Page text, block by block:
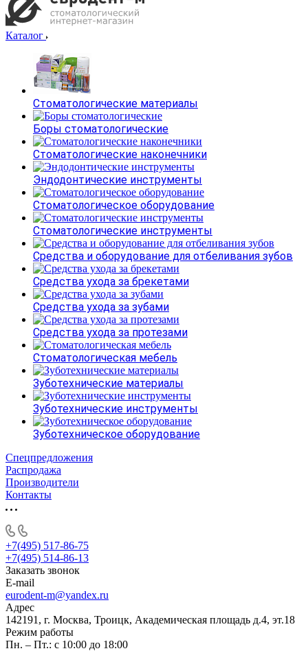
Каталог
Стоматологические материалы
Боры стоматологические
Стоматологические наконечники
Эндодонтические инструменты
Стоматологическое оборудование
Стоматологические инструменты
Средства и оборудование для отбеливания зубов
Средства ухода за брекетами
Средства ухода за зубами
Средства ухода за протезами
Стоматологическая мебель
Зуботехнические материалы
Зуботехнические инструменты
Зуботехническое оборудование
Спецпредложения
Распродажа
Производители
Контакты
+7(495) 517-86-75
+7(495) 514-86-13
Заказать звонок
E-mail
eurodent-m@yandex.ru
Адрес
142191, г. Москва, Троицк, Академическая площадь д.4, эт.18
Режим работы
Пн. – Пт.: с 10:00 до 18:00